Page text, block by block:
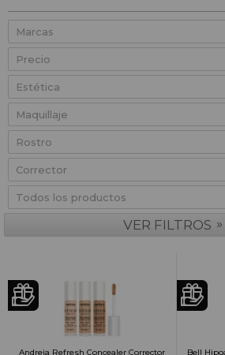
Precio
VER FILTROS »
Andreia Refresh Concealer Corrector
Bell